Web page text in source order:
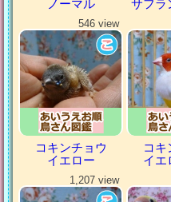
ノーマル サフラ
546 view
コキンチョウ
イエロー
コキ
イエ
1,207 view